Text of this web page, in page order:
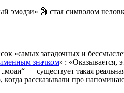
«самых загадочных и
значком» : «Оказывается,
— существует такая
когда рассказывали про